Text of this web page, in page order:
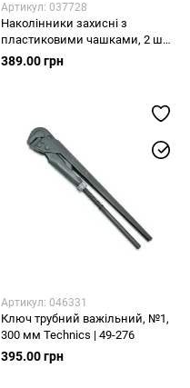
Артикул: 037728
Наколінники захисні з
пластиковими чашками, 2 шт
Technics Master | 16-570
389.00 грн
Артикул: 046331
Ключ трубний важільний, №1,
300 мм Technics | 49-276
395.00 грн